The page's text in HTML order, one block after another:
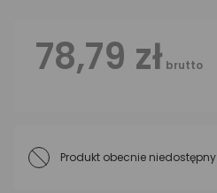
78,79 zł brutto
Produkt obecnie niedostępny